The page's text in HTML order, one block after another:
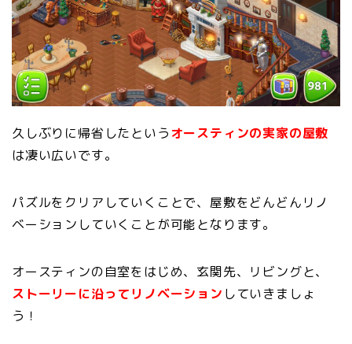
久しぶりに帰省したというオースティンの実家の屋敷
は凄い広いです。
パズルをクリアしていくことで、屋敷をどんどんリノ
ベーションしていくことが可能となります。
オースティンの自室をはじめ、玄関先、リビングと、
ストーリーに沿ってリノベーション していきましょ
う！